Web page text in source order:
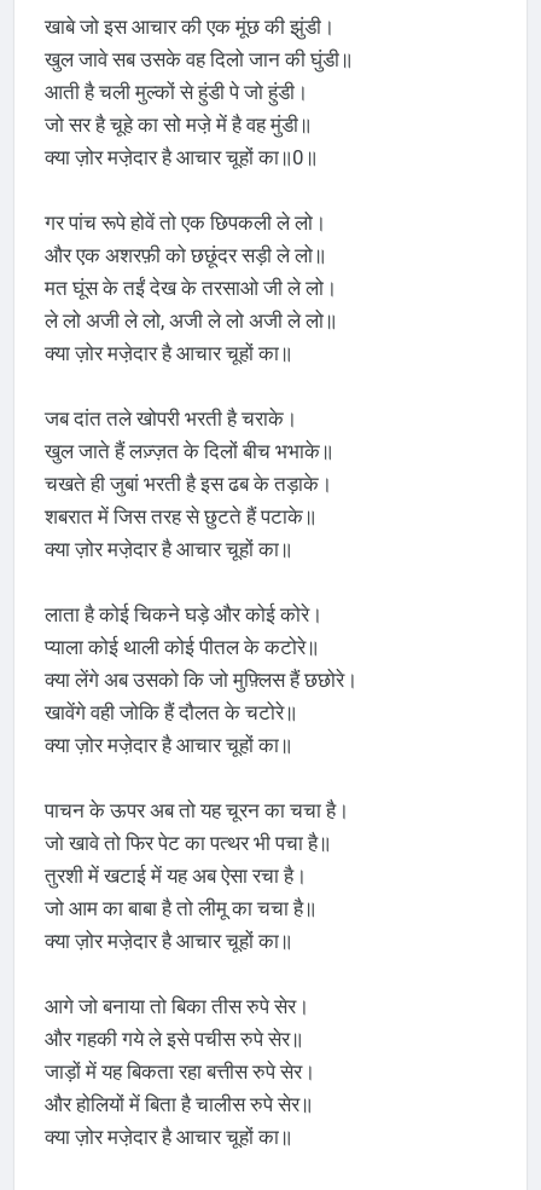
खाबे जो इस आचार की एक मूंछ की झुंडी।
खुल जावे सब उसके वह दिलो जान की घुंडी॥
आती है चली मुल्कों से हुंडी पे जो हुंडी।
जो सर है चूहे का सो मजे़ में है वह मुंडी॥
क्या ज़ोर मजे़दार है आचार चूहों का॥0॥
गर पांच रूपे होवें तो एक छिपकली ले लो।
और एक अशरफ़ी को छछूंदर सड़ी ले लो॥
मत घूंस के तईं देख के तरसाओ जी ले लो।
ले लो अजी ले लो, अजी ले लो अजी ले लो॥
क्या ज़ोर मजे़दार है आचार चूहों का॥
जब दांत तले खोपरी भरती है चराके।
खुल जाते हैं लज़्ज़त के दिलों बीच भभाके॥
चखते ही जुबां भरती है इस ढब के तड़ाके।
शबरात में जिस तरह से छुटते हैं पटाके॥
क्या ज़ोर मजे़दार है आचार चूहों का॥
लाता है कोई चिकने घड़े और कोई कोरे।
प्याला कोई थाली कोई पीतल के कटोरे॥
क्या लेंगे अब उसको कि जो मुफ़्लिस हैं छछोरे।
खावेंगे वही जोकि हैं दौलत के चटोरे॥
क्या ज़ोर मजे़दार है आचार चूहों का॥
पाचन के ऊपर अब तो यह चूरन का चचा है।
जो खावे तो फिर पेट का पत्थर भी पचा है॥
तुरशी में खटाई में यह अब ऐसा रचा है।
जो आम का बाबा है तो लीमू का चचा है॥
क्या ज़ोर मजे़दार है आचार चूहों का॥
आगे जो बनाया तो बिका तीस रुपे सेर।
और गहकी गये ले इसे पचीस रुपे सेर॥
जाड़ों में यह बिकता रहा बत्तीस रुपे सेर।
और होलियों में बिता है चालीस रुपे सेर॥
क्या ज़ोर मजे़दार है आचार चूहों का॥